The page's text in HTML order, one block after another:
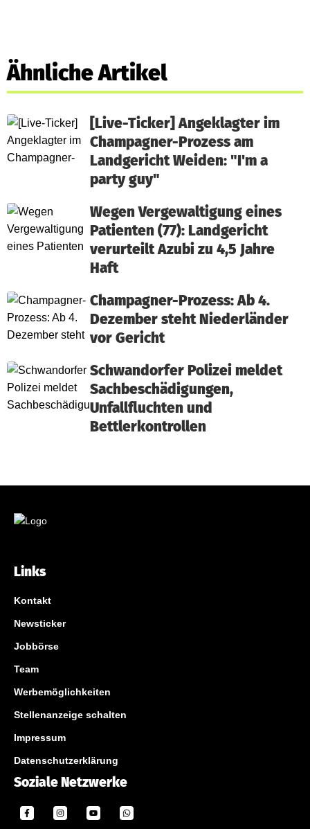
Ähnliche Artikel
[Live-Ticker] Angeklagter im
Champagner-Prozess am
Landgericht Weiden: "I'm a
party guy"
Wegen Vergewaltigung eines
Patienten (77): Landgericht
verurteilt Azubi zu 4,5 Jahre
Haft
Champagner-Prozess: Ab 4.
Dezember steht Niederländer
vor Gericht
Schwandorfer Polizei meldet
Sachbeschädigungen,
Unfallfluchten und
Bettlerkontrollen
Links
Kontakt
Newsticker
Jobbörse
Team
Werbemöglichkeiten
Stellenanzeige schalten
Impressum
Datenschutzerklärung
Soziale Netzwerke